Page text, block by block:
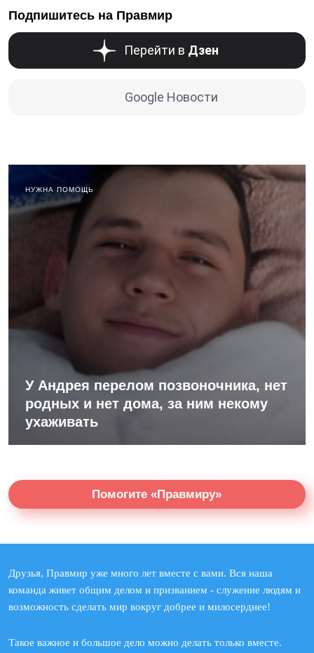
Подпишитесь на Правмир
Перейти в Дзен
Google Новости
НУЖНА ПОМОЩЬ
У Андрея перелом позвоночника, нет
родных и нет дома, за ним некому
ухаживать
Помогите «Правмиру»
Друзья, Правмир уже много лет вместе с вами. Вся наша
команда живет общим делом и призванием - служение людям и
возможность сделать мир вокруг добрее и милосерднее!
Такое важное и большое дело можно делать только вместе.